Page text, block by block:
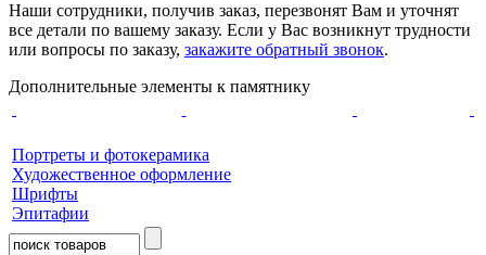
Наши сотрудники, получив заказ, перезвонят Вам и уточнят
все детали по вашему заказу. Если у Вас возникнут трудности
или вопросы по заказу, закажите обратный звонок.
Дополнительные элементы к памятнику
Портреты и фотокерамика
Художественное оформление
Шрифты
Эпитафии